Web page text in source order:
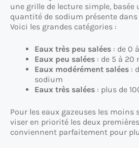
une grille de lecture simple,
quantité de sodium présente
Voici les grandes catégories :
Eaux très peu salées : de 0
Eaux peu salées : de 5 à 20
Eaux modérément salées :
sodium
Eaux très salées : plus de
Pour les eaux gazeuses les moins
viser en priorité les deux
conviennent parfaitement pour